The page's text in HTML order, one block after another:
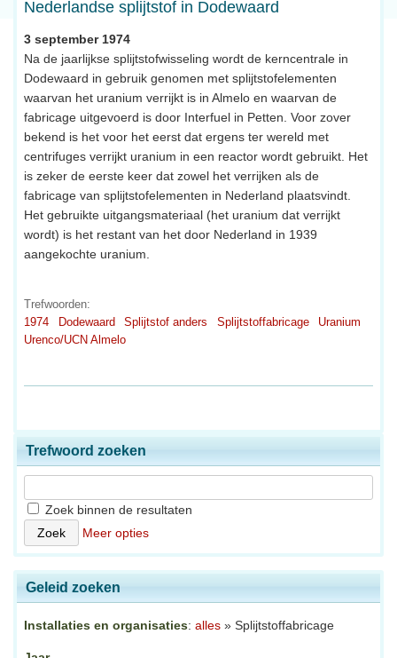
Nederlandse splijtstof in Dodewaard
3 september 1974
Na de jaarlijkse splijtstofwisseling wordt de kerncentrale in
Dodewaard in gebruik genomen met splijtstofelementen
waarvan het uranium verrijkt is in Almelo en waarvan de
fabricage uitgevoerd is door Interfuel in Petten. Voor zover
bekend is het voor het eerst dat ergens ter wereld met
centrifuges verrijkt uranium in een reactor wordt gebruikt. Het
is zeker de eerste keer dat zowel het verrijken als de
fabricage van splijtstofelementen in Nederland plaatsvindt.
Het gebruikte uitgangsmateriaal (het uranium dat verrijkt
wordt) is het restant van het door Nederland in 1939
aangekochte uranium.
Trefwoorden:
1974
Dodewaard Splijtstof anders Splijtstoffabricage
Uranium
Urenco/UCN Almelo
Trefwoord zoeken
Zoek binnen de resultaten
Meer opties
Geleid zoeken
Installaties en organisaties: alles » Splijtstoffabricage